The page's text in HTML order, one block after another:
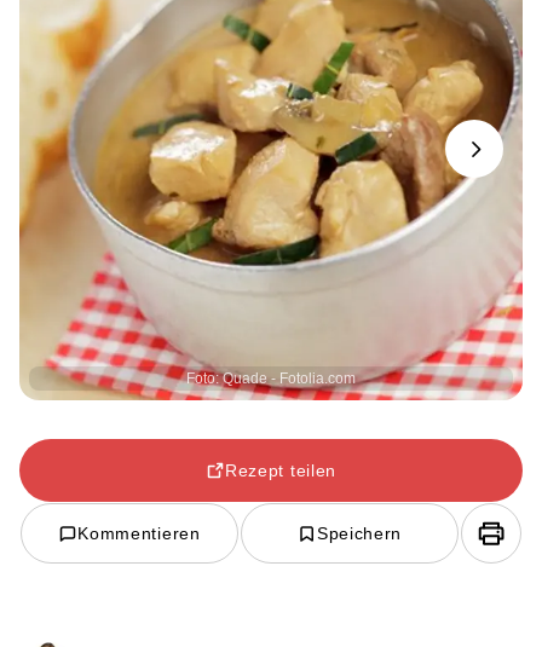
Foto: Quade - Fotolia.com
Next
Rezept teilen
Kommentieren Speichern